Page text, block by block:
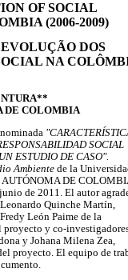
OF SOCIAL
(2006-2009)
DOS
NA
DE COLOMBIA
SOCIAL
ESTUDIO DE CASO".
Ambiente de la
DE
de 2011. El autor
Quinche Martín,
León Paime de la
y co-
y Johana Milena Zea,
proyecto. El equipo de